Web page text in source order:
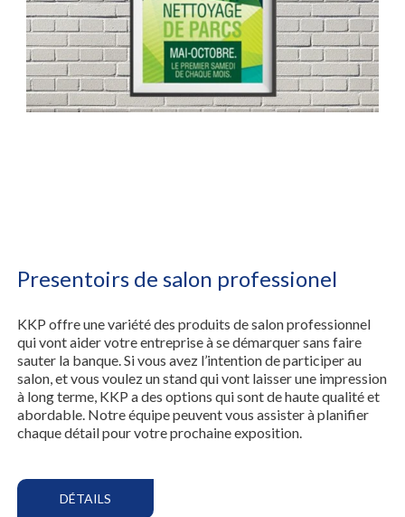
Presentoirs de salon professionel
KKP offre une variété des produits de salon professionnel
qui vont aider votre entreprise à se démarquer sans faire
sauter la banque. Si vous avez l’intention de participer au
salon, et vous voulez un stand qui vont laisser une impression
à long terme, KKP a des options qui sont de haute qualité et
abordable. Notre équipe peuvent vous assister à planifier
chaque détail pour votre prochaine exposition.
DÉTAILS